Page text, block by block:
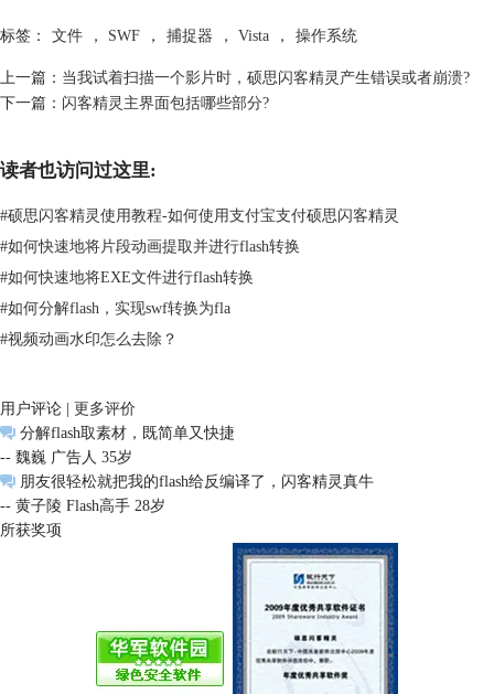
标签： 文件 ， SWF ， 捕捉器 ， Vista ， 操作系统
上一篇： 当我试着扫描一个影片时，硕思闪客精灵产生错误或者崩溃?
下一篇： 闪客精灵主界面包括哪些部分?
读者也访问过这里:
#硕思闪客精灵使用教程-如何使用支付宝支付硕思闪客精灵
#如何快速地将片段动画提取并进行flash转换
#如何快速地将EXE文件进行flash转换
#如何分解flash，实现swf转换为fla
#视频动画水印怎么去除？
用户评论 | 更多评价
分解flash取素材，既简单又快捷
-- 魏巍 广告人 35岁
朋友很轻松就把我的flash给反编译了，闪客精灵真牛
-- 黄子陵 Flash高手 28岁
所获奖项